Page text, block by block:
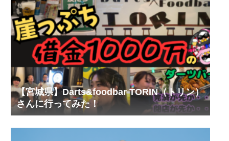
【宮城県】Darts&foodbar TORIN（トリン）
さんに行ってみた！